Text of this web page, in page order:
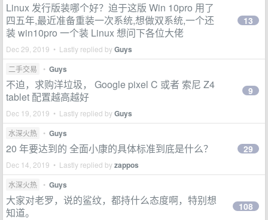
Linux 发行版装哪个好？迫于这版 Win 10pro 用了
四五年,最近准备重装一次系统,想做双系统,一个还
装 win10pro 一个装 Linux 想问下各位大佬
Dec 29, 2019 • Lastly replied byGuys
13
二手交易 • Guys
不迫，求购洋垃圾， Google pixel C 或者 索尼 Z4
tablet 配置越高越好
Dec 19, 2019 • Lastly replied byGuys
9
水深火热 • Guys
20 年要达到的 全面小康的具体标准到底是什么？
Dec 14, 2019 • Lastly replied byzappos
29
水深火热 • Guys
大家对老罗，说的鲨纹，都持什么态度啊，特别想
知道。
108